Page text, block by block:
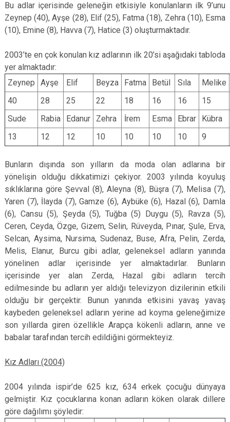
Bu adlar içerisinde geleneğin etkisiyle konulanların ilk 9’unu
Zeynep (40), Ayşe (28), Elif (25), Fatma (18), Zehra (10), Esma
(10), Emine (8), Havva (7), Hatice (3) oluşturmaktadır.
2003’te en çok konulan kız adlarının ilk 20’si aşağıdaki tabloda
yer almaktadır:
Zeynep
Ayşe Elif Beyza Fatma Betül Sıla
Melike
40
28 25 22 18 16 16
15
Sude
Rabia Edanur Zehra İrem Esma Ebrar
Kübra
13
12 12 10 10 10 10 9
Bunların dışında son yılların da moda olan adlarına bir
yönelişin olduğu dikkatimizi çekiyor. 2003 yılında koyuluş
sıklıklarına göre Şevval (8), Aleyna (8), Büşra (7), Melisa (7),
Yaren (7), İlayda (7), Gamze (6), Aybüke (6), Hazal (6), Damla
(6), Cansu (5), Şeyda (5), Tuğba (5) Duygu (5), Ravza (5),
Ceren, Ceyda, Özge, Gizem, Selin, Rüveyda, Pınar, Şule, Erva,
Selcan, Aysima, Nursima, Sudenaz, Buse, Afra, Pelin, Zerda,
Melis, Elanur, Burcu gibi adlar, geleneksel adların yanında
yönelinen adlar içerisinde yer almaktadırlar. Bunların
içerisinde yer alan Zerda, Hazal gibi adların tercih
edilmesinde bu adların yer aldığı televizyon dizilerinin etkili
olduğu bir gerçektir. Bunun yanında etkisini yavaş yavaş
kaybeden geleneksel adların yerine ad koyma geleneğimize
son yıllarda giren özellikle Arapça kökenli adların, anne ve
babalar tarafından tercih edildiğini görmekteyiz.
Kız Adları (2004)
2004 yılında ispir’de 625 kız, 634 erkek çocuğu dünyaya
gelmiştir. Kız çocuklarına konan adların köken olarak dillere
göre dağılımı şöyledir: